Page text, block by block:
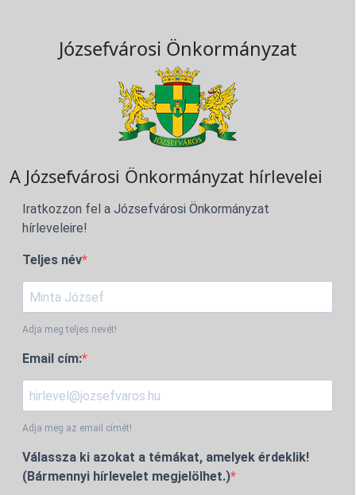
Józsefvárosi Önkormányzat
A Józsefvárosi Önkormányzat hírlevelei
Iratkozzon fel a Józsefvárosi Önkormányzat
hírleveleire!
Teljes név
Adja meg teljes nevét!
Email cím:
Adja meg az email címét!
Válassza ki azokat a témákat, amelyek érdeklik!
(Bármennyi hírlevelet megjelölhet.)